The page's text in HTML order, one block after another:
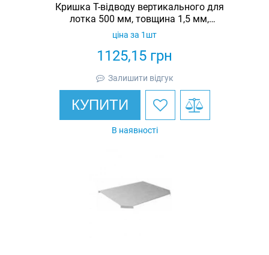
Кришка Т-відводу вертикального для
лотка 500 мм, товщина 1,5 мм,
гарячеоцинкована, Eurotray
1125,15 грн
ціна за 1шт
Залишити відгук
КУПИТИ
В наявності